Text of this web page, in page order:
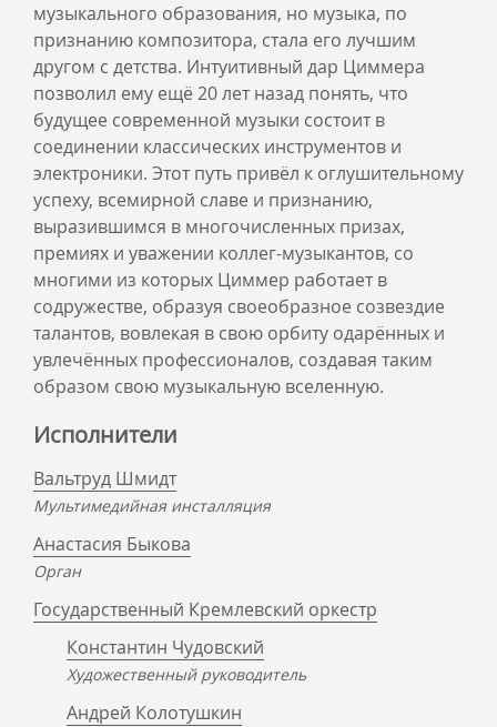
музыкального образования, но музыка, по
признанию композитора, стала его лучшим
другом с детства. Интуитивный дар Циммера
позволил ему ещё 20 лет назад понять, что
будущее современной музыки состоит в
соединении классических инструментов и
электроники. Этот путь привёл к оглушительному
успеху, всемирной славе и признанию,
выразившимся в многочисленных призах,
премиях и уважении коллег-музыкантов, со
многими из которых Циммер работает в
содружестве, образуя своеобразное созвездие
талантов, вовлекая в свою орбиту одарённых и
увлечённых профессионалов, создавая таким
образом свою музыкальную вселенную.
Исполнители
Вальтруд Шмидт
Мультимедийная инсталляция
Анастасия Быкова
Орган
Государственный Кремлевский оркестр
Константин Чудовский
Художественный руководитель
Андрей Колотушкин